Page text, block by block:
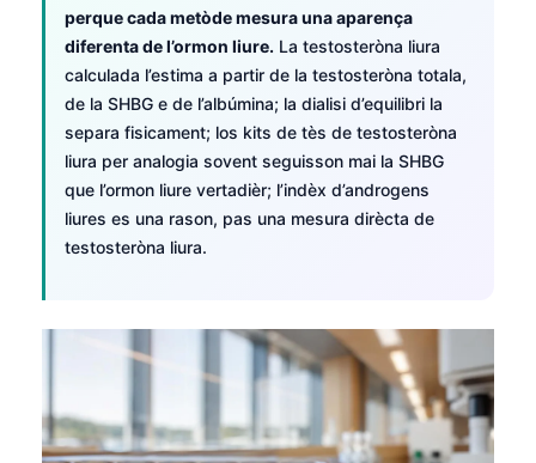
perque cada metòde mesura una aparença
diferenta de l’ormon liure. La testosteròna liura
calculada l’estima a partir de la testosteròna totala,
de la SHBG e de l’albúmina; la dialisi d’equilibri la
separa fisicament; los kits de tès de testosteròna
liura per analogia sovent seguisson mai la SHBG
que l’ormon liure vertadièr; l’indèx d’androgens
liures es una rason, pas una mesura dirècta de
testosteròna liura.